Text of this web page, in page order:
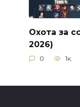
Охота за
2026)
0 1к.